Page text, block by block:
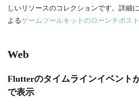
しいリソースのコレクションです。詳細に
よるゲームツールキットのローンチポスト
Web
Flutterのタイムラインイベント
で表示